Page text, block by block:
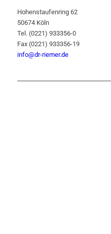
Hohenstaufenring 62
50674 Köln
Tel. (0221) 933356-0
Fax (0221) 933356-19
info@dr-riemer.de